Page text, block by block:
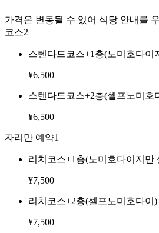
가격은 변동될 수 있어 식당 안내를
코스2
스텐다드코스+1층(노미호다이
¥6,500
스텐다드코스+2층(셀프노미호
¥6,500
자리만 예약1
리치코스+1층(노미호다이지만
¥7,500
리치코스+2층(셀프노미호다이)
¥7,500